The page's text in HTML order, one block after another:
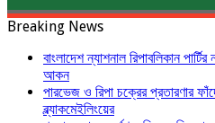
Breaking News
বাংলাদেশ ন্যাশনাল রিপাবলিকান
আকন
পারভেজ ও রিপা চক্রের প্রতারণার
ব্ল্যাকমেইলিংয়ের